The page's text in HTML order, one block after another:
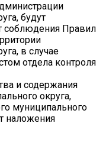
будут
соблюдения Правил
в случае
отдела контроля
и содержания
округа,
муниципального
наложения